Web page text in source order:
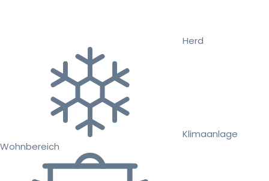
Herd
Klimaanlage
Wohnbereich